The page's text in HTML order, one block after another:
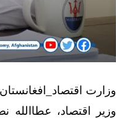
وزارت
وزیر اقتصاد،